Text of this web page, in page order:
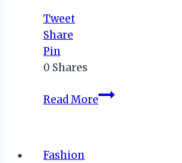
Tweet
Share
Pin
0 Shares
Read More3
Fashion